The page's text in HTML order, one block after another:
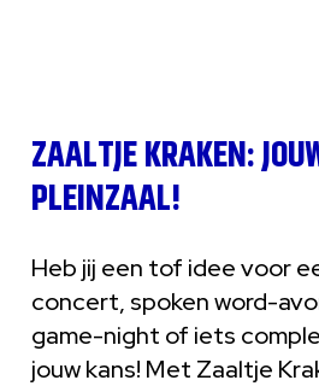
ZAALTJE KRAKEN:
PLEINZAAL!
Heb jij een tof idee voor
concert, spoken word-
game-night of iets
jouw kans! Met Zaaltje